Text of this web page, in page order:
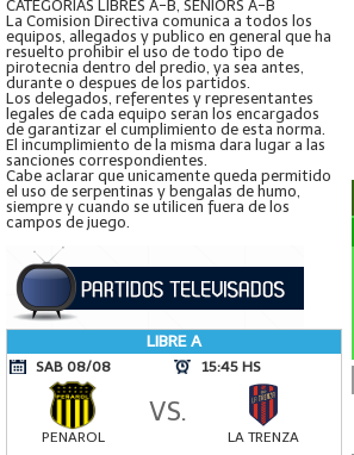
CATEGORIAS LIBRES A-B, SENIORS A-B
La Comision Directiva comunica a todos los
equipos, allegados y publico en general que ha
resuelto prohibir el uso de todo tipo de
pirotecnia dentro del predio, ya sea antes,
durante o despues de los partidos.
Los delegados, referentes y representantes
legales de cada equipo seran los encargados
de garantizar el cumplimiento de esta norma.
El incumplimiento de la misma dara lugar a las
sanciones correspondientes.
Cabe aclarar que unicamente queda permitido
el uso de serpentinas y bengalas de humo,
siempre y cuando se utilicen fuera de los
campos de juego.
LIBRE A
SAB 08/08 15:45 HS
PENAROL
VS.
LA TRENZA